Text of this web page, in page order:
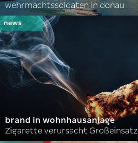
wehrmachtssoldaten in donau
brand in wohnhausanlage
Zigarette verursacht Großeinsatz